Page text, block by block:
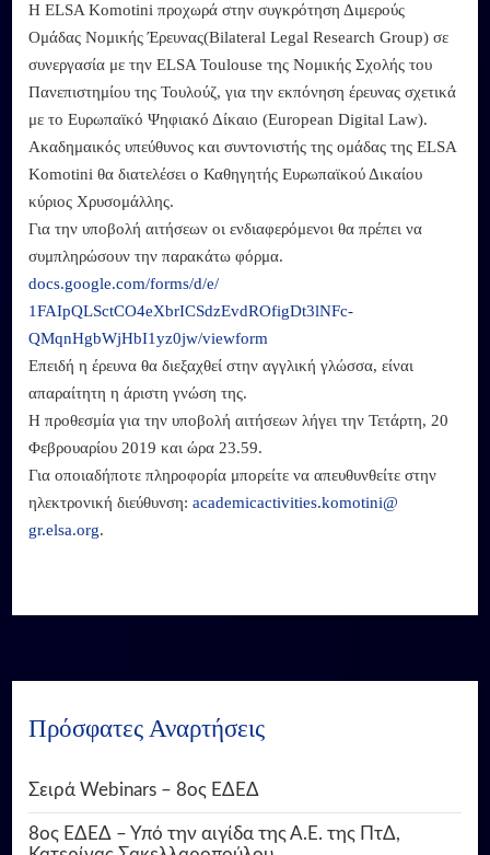
Η ELSA Komotini προχωρά στην συγκρότηση Διμερούς
Ομάδας Νομικής Έρευνας(Βilateral Legal Research Group) σε
συνεργασία με την ELSA Toulouse της Νομικής Σχολής του
Πανεπιστημίου της Τουλούζ, για την εκπόνηση έρευνας σχετικά
με το Ευρωπαϊκό Ψηφιακό Δίκαιο (European Digital Law).
Ακαδημαικός υπεύθυνος και συντονιστής της ομάδας της ELSA
Komotini θα διατελέσει o Καθηγητής Ευρωπαϊκού Δικαίου
κύριος Χρυσομάλλης.
Για την υποβολή αιτήσεων οι ενδιαφερόμενοι θα πρέπει να
συμπληρώσουν την παρακάτω φόρμα.
docs.google.com/forms/d/e/
1FAIpQLSctCO4eXbrICSdzEvdROfigDt3lNFc-
QMqnHgbWjHbI1yz0jw/viewform
Επειδή η έρευνα θα διεξαχθεί στην αγγλική γλώσσα, είναι
απαραίτητη η άριστη γνώση της.
Η προθεσμία για την υποβολή αιτήσεων λήγει την Τετάρτη, 20
Φεβρουαρίου 2019 και ώρα 23.59.
Για οποιαδήποτε πληροφορία μπορείτε να απευθυνθείτε στην
ηλεκτρονική διεύθυνση:academicactivities.komotini@
gr.elsa.org.
Πρόσφατες Αναρτήσεις
Σειρά Webinars – 8ος ΕΔΕΔ
8ος ΕΔΕΔ – Υπό την αιγίδα της Α.Ε. της ΠτΔ,